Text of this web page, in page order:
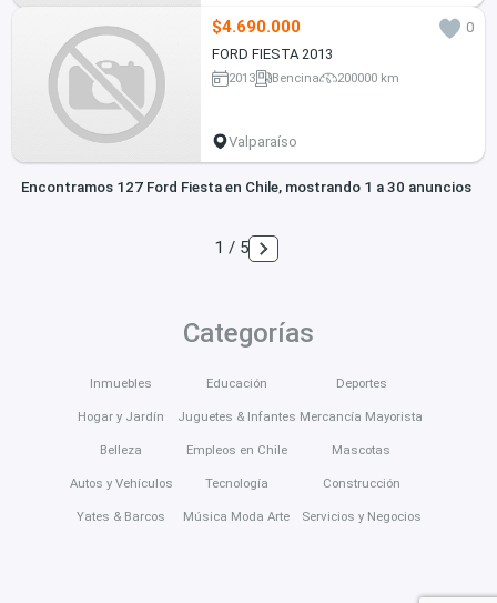
$4.690.000
0
FORD FIESTA 2013
2013 Bencina 200000 km
Valparaíso
Encontramos 127 Ford Fiesta en Chile, mostrando 1 a 30 anuncios
1 / 5
Categorías
Inmuebles
Hogar y Jardín
Belleza
Autos y Vehículos
Yates & Barcos
Educación
Juguetes & Infantes
Empleos en Chile
Tecnología
Música Moda Arte
Deportes
Mercancía Mayorista
Mascotas
Construcción
Servicios y Negocios